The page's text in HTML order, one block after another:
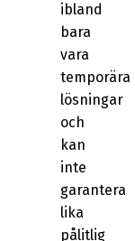
ibland
bara
vara
temporära
lösningar
och
kan
inte
garantera
lika
pålitlig